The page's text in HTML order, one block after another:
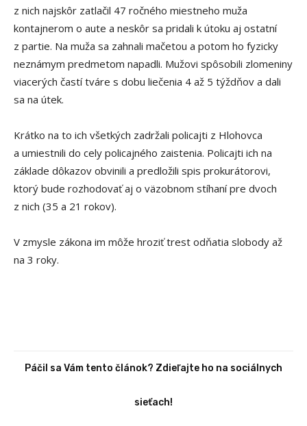
z nich najskôr zatlačil 47 ročného miestneho muža
kontajnerom o aute a neskôr sa pridali k útoku aj ostatní
z partie. Na muža sa zahnali mačetou a potom ho fyzicky
neznámym predmetom napadli. Mužovi spôsobili zlomeniny
viacerých častí tváre s dobu liečenia 4 až 5 týždňov a dali
sa na útek.
Krátko na to ich všetkých zadržali policajti z Hlohovca
a umiestnili do cely policajného zaistenia. Policajti ich na
základe dôkazov obvinili a predložili spis prokurátorovi,
ktorý bude rozhodovať aj o väzobnom stíhaní pre dvoch
z nich (35 a 21 rokov).
V zmysle zákona im môže hroziť trest odňatia slobody až
na 3 roky.
Páčil sa Vám tento článok? Zdieľajte ho na sociálnych
sieťach!